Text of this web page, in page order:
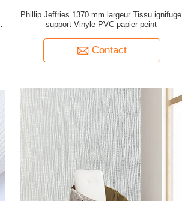
Phillip Jeffries 1370 mm largeur Tissu ignifuge
support Vinyle PVC papier peint
Contact